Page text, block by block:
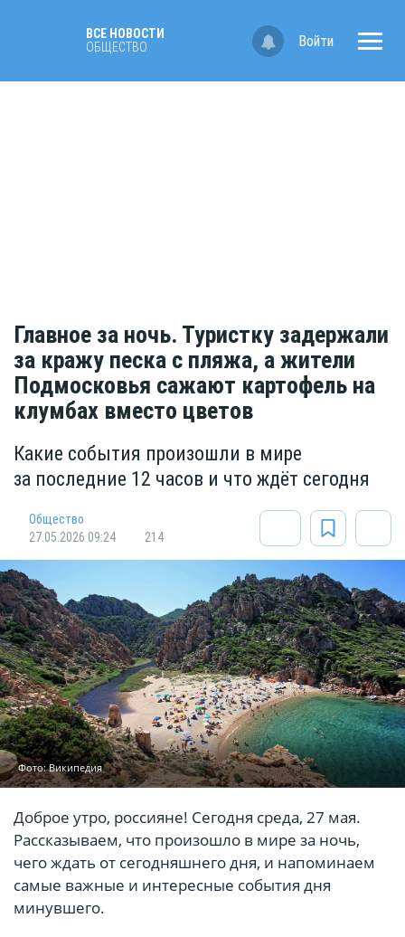
ВСЕ НОВОСТИ
ОБЩЕСТВО
Войти
Главное за ночь. Туристку задержали
за кражу песка с пляжа, а жители
Подмосковья сажают картофель на
клумбах вместо цветов
Какие события произошли в мире
за последние 12 часов и что ждёт сегодня
Общество
27.05.2026 09:24
214
Фото: Википедия
Доброе утро, россияне! Сегодня среда, 27 мая.
Рассказываем, что произошло в мире за ночь,
чего ждать от сегодняшнего дня, и напоминаем
самые важные и интересные события дня
минувшего.